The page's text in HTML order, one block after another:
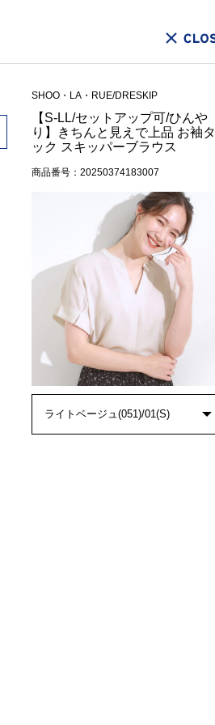
SHOO・LA・RUE/DRESKIP
【S-LL/セットアップ可/ひんや
り】きちんと見えで上品 お袖タ
ック スキッパーブラウス
商品番号：20250374183007